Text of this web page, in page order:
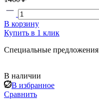
В корзину
Купить в 1 клик
Специальные предложения
В наличии
В избранное
Сравнить